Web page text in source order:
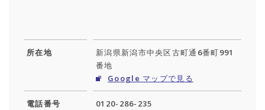
所在地
新潟県新潟市中央区古町通6番町991
番地
Google マップで見る
電話番号 0120-286-235